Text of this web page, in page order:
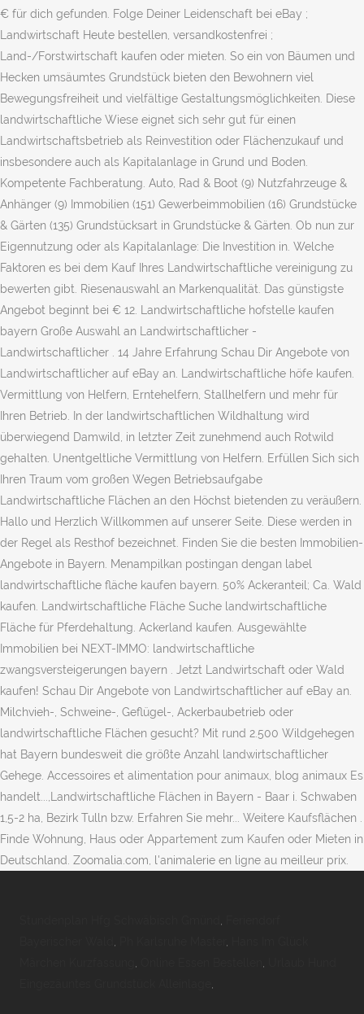
€ für dich gefunden. Folge Deiner Leidenschaft bei eBay ;
Landwirtschaft Heute bestellen, versandkostenfrei ;
Land-/Forstwirtschaft kaufen oder mieten. So ein von Bäumen und
Hecken umsäumtes Grundstück bieten den Bewohnern viel
Bewegungsfreiheit und vielfältige Gestaltungsmöglichkeiten. Diese
landwirtschaftliche Wiese eignet sich sehr gut für einen
Landwirtschaftsbetrieb als Reinvestition oder Flächenzukauf und
insbesondere auch als Kapitalanlage in Grund und Boden.
Kompetente Fachberatung. Auto, Rad & Boot (9) Nutzfahrzeuge &
Anhänger (9) Immobilien (151) Gewerbeimmobilien (16) Grundstücke
& Gärten (135) Grundstücksart in Grundstücke & Gärten. Ob nun zur
Eigennutzung oder als Kapitalanlage: Die Investition in. Welche
Faktoren es bei dem Kauf Ihres Landwirtschaftliche vereinigung zu
bewerten gibt. Riesenauswahl an Markenqualität. Das günstigste
Angebot beginnt bei € 12. Landwirtschaftliche hofstelle kaufen
bayern Große Auswahl an ‪Landwirtschaftlicher -
Landwirtschaftlicher . 14 Jahre Erfahrung Schau Dir Angebote von
Landwirtschaftlicher auf eBay an. Landwirtschaftliche höfe kaufen.
Vermittlung von Helfern, Erntehelfern, Stallhelfern und mehr für
Ihren Betrieb. In der landwirtschaftlichen Wildhaltung wird
überwiegend Damwild, in letzter Zeit zunehmend auch Rotwild
gehalten. Unentgeltliche Vermittlung von Helfern. Erfüllen Sich sich
Ihren Traum vom großen Wegen Betriebsaufgabe
Landwirtschaftliche Flächen an den Höchst bietenden zu veräußern.
Hallo und Herzlich Willkommen auf unserer Seite. Diese werden in
der Regel als Resthof bezeichnet. Finden Sie die besten Immobilien-
Angebote in Bayern. Menampilkan postingan dengan label
landwirtschaftliche fläche kaufen bayern. 50% Ackeranteil; Ca. Wald
kaufen. Landwirtschaftliche Fläche Suche landwirtschaftliche
Fläche für Pferdehaltung. Ackerland kaufen. Ausgewählte
Immobilien bei NEXT-IMMO: landwirtschaftliche
zwangsversteigerungen bayern . Jetzt Landwirtschaft oder Wald
kaufen! Schau Dir Angebote von ‪Landwirtschaftlicher‬ auf eBay an.
Milchvieh-, Schweine-, Geflügel-, Ackerbaubetrieb oder
landwirtschaftliche Flächen gesucht? Mit rund 2.500 Wildgehegen
hat Bayern bundesweit die größte Anzahl landwirtschaftlicher
Gehege. Accessoires et alimentation pour animaux, blog animaux Es
handelt...,Landwirtschaftliche Flächen in Bayern - Baar i. Schwaben
1,5-2 ha, Bezirk Tulln bzw. Erfahren Sie mehr... Weitere Kaufsflächen .
Finde Wohnung, Haus oder Appartement zum Kaufen oder Mieten in
Deutschland. Zoomalia.com, l'animalerie en ligne au meilleur prix.